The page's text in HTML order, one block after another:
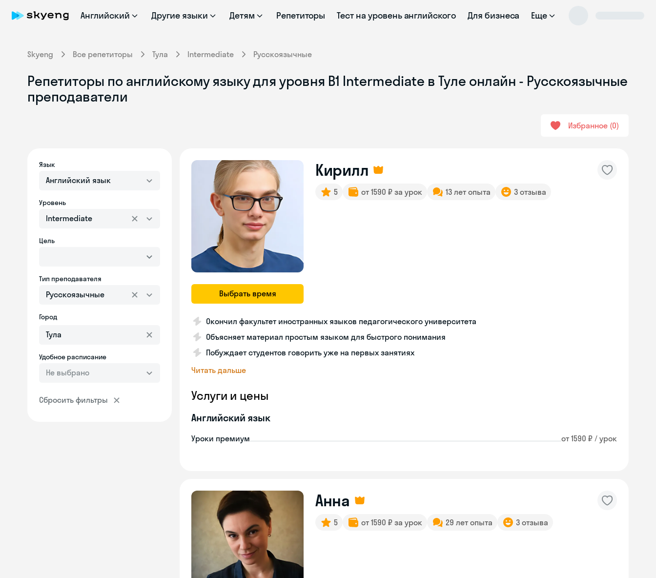
Английский Другие языки Детям Репетиторы Тест на уровень английского Для бизнеса Еще
Skyeng Все репетиторы Тула Intermediate Русскоязычные
Репетиторы по английскому языку для уровня B1 Intermediate в Туле онлайн - Русскоязычные
преподаватели
Избранное 0
Язык
Английский язык
Уровень
Intermediate
Цель
Тип преподавателя
Русскоязычные
Город
Удобное расписание
Не выбрано
Сбросить фильтры
Выбрать время
Кирилл
5 от 1590 ₽ за урок 13 лет опыта 3 отзыва
Окончил факультет иностранных языков педагогического университета
Объясняет материал простым языком для быстрого понимания
Побуждает студентов говорить уже на первых занятиях
Читать дальше
Услуги и цены
Английский язык
Уроки премиум от 1590 ₽ / урок
Анна
5 от 1590 ₽ за урок 29 лет опыта 3 отзыва